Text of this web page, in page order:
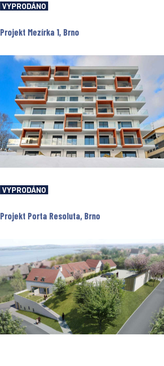
VYPRODÁNO
Projekt Mezírka 1, Brno
VYPRODÁNO
Projekt Porta Resoluta, Brno